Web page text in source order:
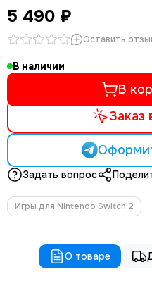
5 490 ₽
Оставить
В наличии
В
Заказ
Задать вопрос
Игры для Nintendo Switch 2
О товаре